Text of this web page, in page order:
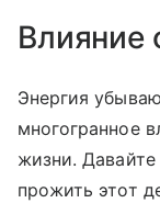
Влияние
Энергия
многогранное
жизни.
прожить этот